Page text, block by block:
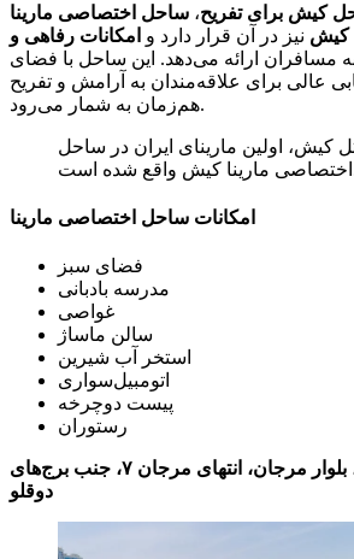
کیش برای تفریح، ساحل اختصاصی مارینا
کیش نیز در آن قرار دارد و امکانات رفاهی و
مسافران ارائه می‌دهد. این ساحل با فضای
عالی برای علاقه‌مندان به آرامش و تفریح
هم‌زمان به شمار می‌رود.
کیش، اولین مارینای ایران در ساحل
امکانات ساحل اختصاصی مارینا
فضای سبز
مدرسه بادبانی
غواصی
سالن ماساژ
استخر آب شیرین
اتومبیل‌سواری
پیست دوچرخه
رستوران
آدرس: جزیره کیش، بلوار مرجان، انتهای مرجان ۷، جنب برج‌های
دوقلو